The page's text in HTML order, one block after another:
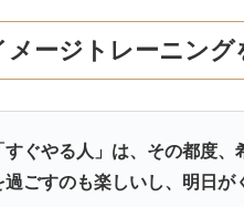
メージトレーニング
すぐやる人」は、その都度
過ごすのも楽しいし、明日が